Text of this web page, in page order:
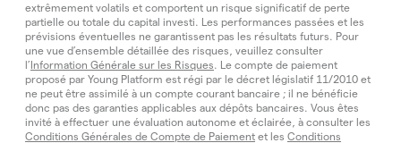
extrêmement volatils et comportent un risque significatif de perte
partielle ou totale du capital investi. Les performances passées et les
prévisions éventuelles ne garantissent pas les résultats futurs. Pour
une vue d’ensemble détaillée des risques, veuillez consulter
l’Information Générale sur les Risques. Le compte de paiement
proposé par Young Platform est régi par le décret législatif 11/2010 et
ne peut être assimilé à un compte courant bancaire ; il ne bénéficie
donc pas des garanties applicables aux dépôts bancaires. Vous êtes
invité à effectuer une évaluation autonome et éclairée, à consulter les
Conditions Générales de Compte de Paiement et les Conditions